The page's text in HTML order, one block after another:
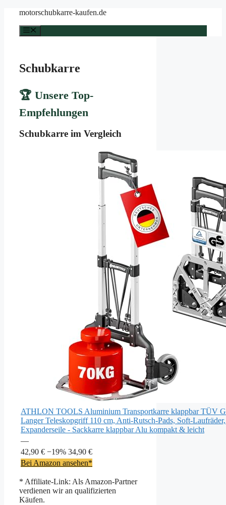
springen
motorschubkarre-kaufen.de
Schubkarre
🏆 Unsere Top-
Empfehlungen
Schubkarre im Vergleich
ATHLON TOOLS Aluminium Transportkarre klappbar TÜV
Langer Teleskopgriff 110 cm, Anti-Rutsch-Pads, Soft-
Expanderseile - Sackkarre klappbar Alu kompakt & leicht
—
42,90 € −19% 34,90 €
Bei Amazon ansehen*
* Affiliate-Link: Als Amazon-Partner
verdienen wir an qualifizierten
Käufen.